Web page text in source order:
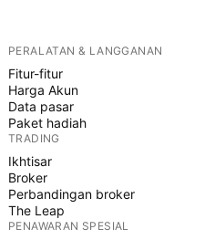
PERALATAN & LANGGANAN
Fitur-fitur
Harga Akun
Data pasar
Paket hadiah
TRADING
Ikhtisar
Broker
Perbandingan broker
The Leap
PENAWARAN SPESIAL